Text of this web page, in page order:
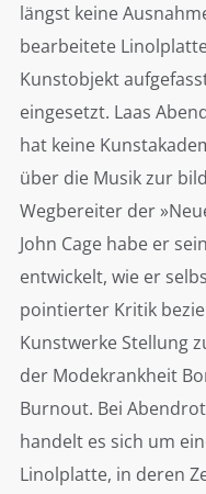
längst keine
bearbeitete
Kunstobjekt
eingesetzt. Laas
hat keine
über die Musik zur
Wegbereiter der
John Cage habe er
entwickelt, wie er
pointierter Kritik
Kunstwerke Stellung
der Modekrankheit
Burnout. Bei
handelt es sich um
Linolplatte, in deren